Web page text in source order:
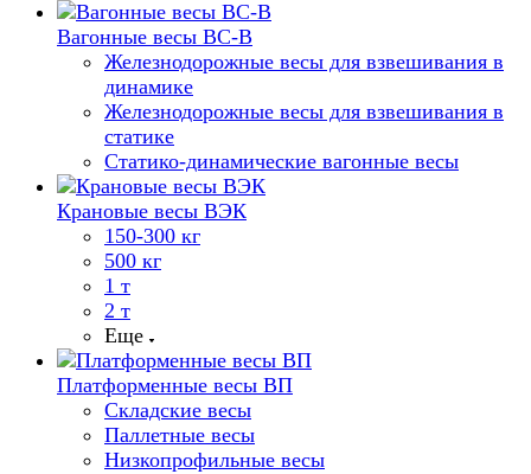
Вагонные весы ВС-В
Железнодорожные весы для взвешивания в
динамике
Железнодорожные весы для взвешивания в
статике
Статико-динамические вагонные весы
Крановые весы ВЭК
150-300 кг
500 кг
1 т
2 т
Еще
Платформенные весы ВП
Складские весы
Паллетные весы
Низкопрофильные весы